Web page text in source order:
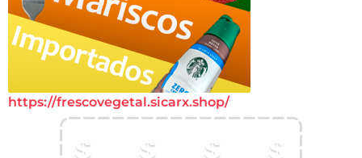
https://frescovegetal.sicarx.shop/